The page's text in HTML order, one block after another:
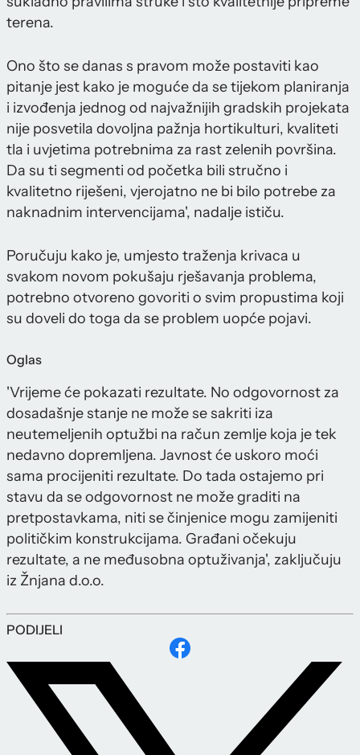
terena.
Ono što se danas s pravom može postaviti kao
pitanje jest kako je moguće da se tijekom planiranja
i izvođenja jednog od najvažnijih gradskih projekata
nije posvetila dovoljna pažnja hortikulturi, kvaliteti
tla i uvjetima potrebnima za rast zelenih površina.
Da su ti segmenti od početka bili stručno i
kvalitetno riješeni, vjerojatno ne bi bilo potrebe za
naknadnim intervencijama', nadalje ističu.
Poručuju kako je, umjesto traženja krivaca u
svakom novom pokušaju rješavanja problema,
potrebno otvoreno govoriti o svim propustima koji
su doveli do toga da se problem uopće pojavi.
Oglas
'Vrijeme će pokazati rezultate. No odgovornost za
dosadašnje stanje ne može se sakriti iza
neutemeljenih optužbi na račun zemlje koja je tek
nedavno dopremljena. Javnost će uskoro moći
sama procijeniti rezultate. Do tada ostajemo pri
stavu da se odgovornost ne može graditi na
pretpostavkama, niti se činjenice mogu zamijeniti
političkim konstrukcijama. Građani očekuju
rezultate, a ne međusobna optuživanja', zaključuju
iz Žnjana d.o.o.
PODIJELI